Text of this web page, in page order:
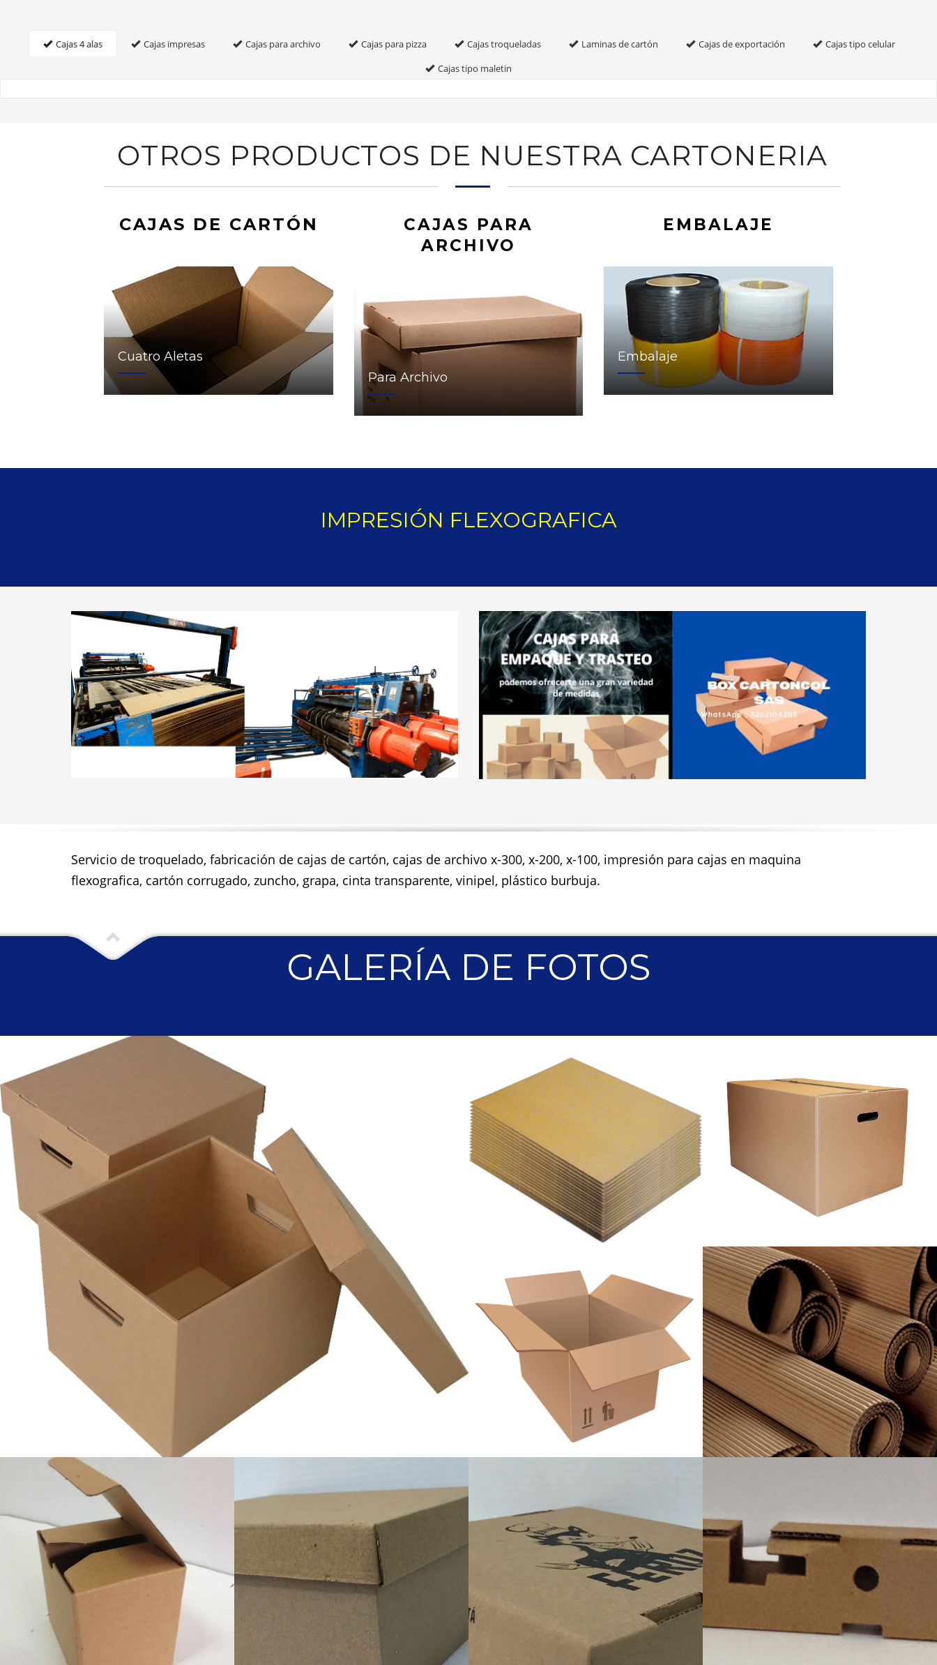
Cajas 4 alas Cajas impresas Cajas para archivo Cajas para pizza Cajas troqueladas Laminas de cartón Cajas de exportación
Cajas tipo celular
Cajas tipo maletin
OTROS PRODUCTOS DE NUESTRA CARTONERIA
CAJAS DE CARTÓN
Cuatro Aletas
CAJAS PARA
ARCHIVO
Para Archivo
EMBALAJE
Embalaje
IMPRESIÓN FLEXOGRAFICA
Servicio de troquelado, fabricación de cajas de cartón, cajas de archivo x-300, x-200, x-100, impresión para cajas en maquina
flexografica, cartón corrugado, zuncho, grapa, cinta transparente, vinipel, plástico burbuja.
GALERÍA DE FOTOS